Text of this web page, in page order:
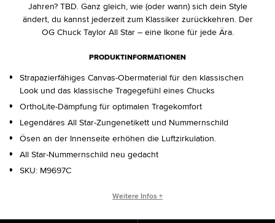
Jahren? TBD. Ganz gleich, wie (oder wann) sich dein Style
ändert, du kannst jederzeit zum Klassiker zurückkehren. Der
OG Chuck Taylor All Star – eine Ikone für jede Ära.
PRODUKTINFORMATIONEN
Strapazierfähiges Canvas-Obermaterial für den klassischen
Look und das klassische Tragegefühl eines Chucks
OrthoLite-Dämpfung für optimalen Tragekomfort
Legendäres All Star-Zungenetikett und Nummernschild
Ösen an der Innenseite erhöhen die Luftzirkulation.
All Star-Nummernschild neu gedacht
SKU: M9697C
CHUCK TAYLOR ALL STAR ORIGINS
Weitere Infos +